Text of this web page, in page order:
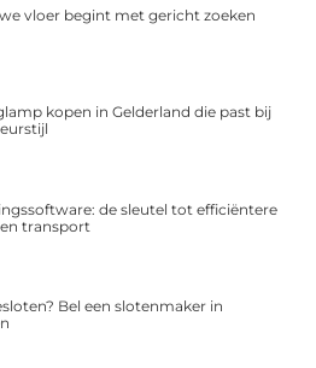
vloer begint met gericht zoeken
kopen in Gelderland die past bij
de sleutel tot efficiëntere
transport
Bel een slotenmaker in